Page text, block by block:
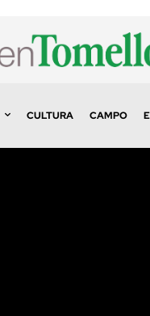
CULTURA CAMPO